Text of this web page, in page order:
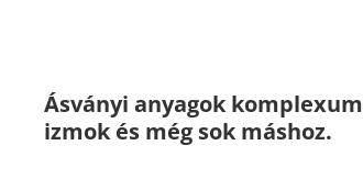
Ásványi anyagok
izmok és még sok máshoz.